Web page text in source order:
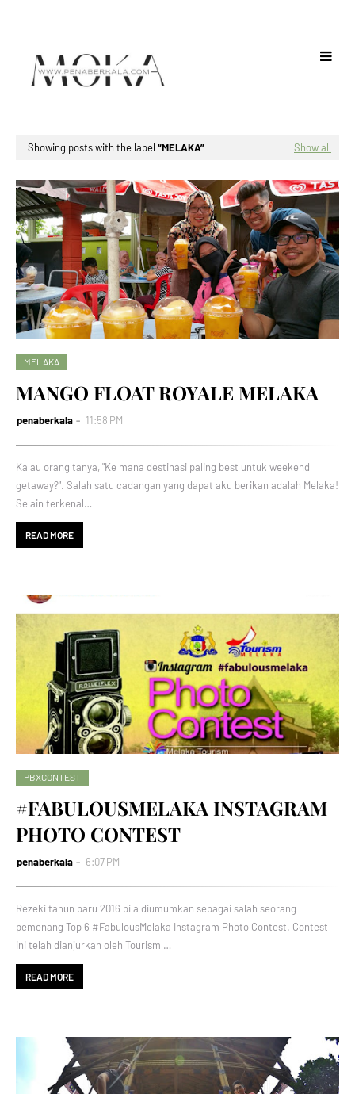
Showing posts with the label MELAKA Show all
MELAKA
MANGO FLOAT ROYALE MELAKA
penaberkala 11:58 PM
Kalau orang tanya, "Ke mana destinasi paling best untuk weekend
getaway?". Salah satu cadangan yang dapat aku berikan adalah Melaka!
Selain terkenal…
READ MORE
PBXCONTEST
#FABULOUSMELAKA INSTAGRAM
PHOTO CONTEST
penaberkala 6:07 PM
Rezeki tahun baru 2016 bila diumumkan sebagai salah seorang
pemenang Top 6 #FabulousMelaka Instagram Photo Contest. Contest
ini telah dianjurkan oleh Tourism …
READ MORE